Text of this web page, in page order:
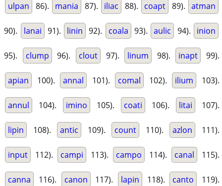
ulpan 86). mania 87). iliac 88). coapt 89). atman
90). lanai 91). linin 92). coala 93). aulic 94). inion
95). clump 96). clout 97). linum 98). inapt 99).
apian 100). annal 101). comal 102). ilium 103).
annul 104). imino 105). coati 106). litai 107).
lipin 108). antic 109). count 110). azlon 111).
input 112). campi 113). campo 114). canal 115).
canna 116). canon 117). lapin 118). canto 119).